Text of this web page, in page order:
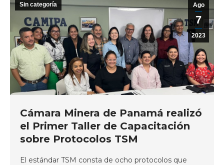
Ago
7
2023
Sin categoría
Cámara Minera de Panamá realizó
el Primer Taller de Capacitación
sobre Protocolos TSM
El estándar TSM consta de ocho protocolos que